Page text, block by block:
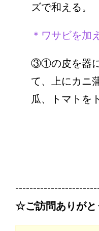
ズで和える。
＊ワサビを加
③①の皮を器
て、上にカニ
瓜、トマトを
☆ご訪問ありがと